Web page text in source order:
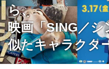
ら、
映画「SING／
似たキャラクタ